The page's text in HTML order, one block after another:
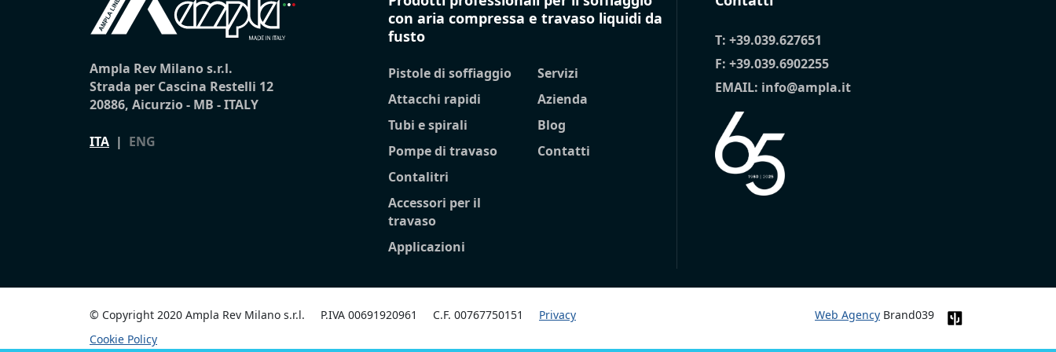
Ampla Rev Milano s.r.l.
Strada per Cascina Restelli 12
20886, Aicurzio - MB - ITALY
ITA | ENG
con aria compressa e travaso liquidi da
fusto
Pistole di soffiaggio
Attacchi rapidi
Tubi e spirali
Pompe di travaso
Contalitri
Accessori per il
travaso
Applicazioni
Servizi
Azienda
Blog
Contatti
T: +39.039.627651
F: +39.039.6902255
EMAIL: info@ampla.it
© Copyright 2020 Ampla Rev Milano s.r.l. P.IVA 00691920961 C.F. 00767750151
Privacy
Cookie Policy
Web Agency Brand039